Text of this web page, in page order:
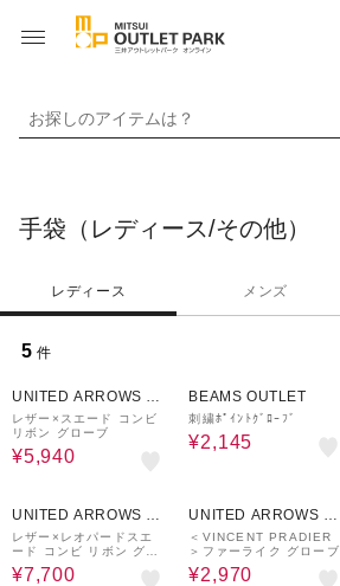
お探しのアイテムは？
手袋（レディース/その他）
レディース メンズ
5 件
UNITED ARROWS O
UTLET
レザー×スエード コンビ
リボン グローブ
¥5,940
BEAMS OUTLET
刺繍ﾎﾟｲﾝﾄｸﾞﾛｰﾌﾞ
¥2,145
UNITED ARROWS O
UTLET
レザー×レオパードスエ
ード コンビ リボン グロ
ーブ
¥7,700
UNITED ARROWS O
UTLET
＜VINCENT PRADIER
＞ファーライク グローブ
¥2,970